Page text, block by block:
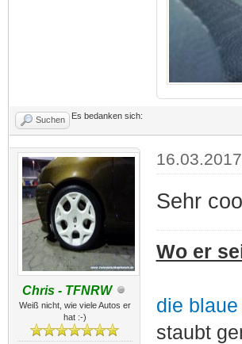
Suchen Es bedanken sich:
Chris - TFNRW
Weiß nicht, wie viele Autos er
hat :-)
Sehr
Wo er
die
staubt